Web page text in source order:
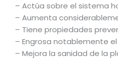
– Actúa sobre el sistema
– Aumenta
– Tiene propiedades
– Engrosa notablemente
– Mejora la sanidad de la